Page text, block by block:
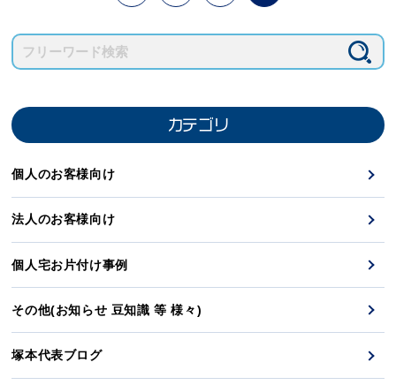
カテゴリ
個人のお客様向け
法人のお客様向け
個人宅お片付け事例
その他(お知らせ 豆知識 等 様々)
塚本代表ブログ